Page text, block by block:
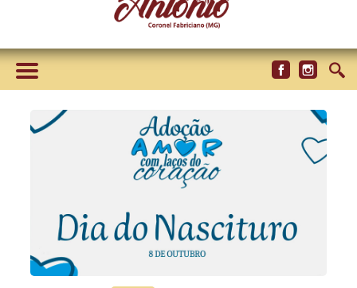
A ADOÇÃO COMO ALIADA
CONTRA O ABORTO